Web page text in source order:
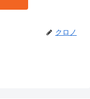
クロノ